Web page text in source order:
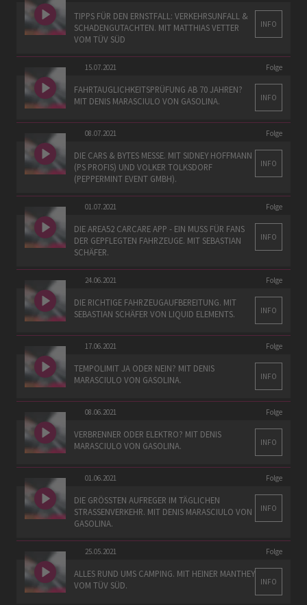
TIPPS FÜR DEN ERNSTFALL: VERKEHRSUNFALL &
SCHADENGUTACHTEN. MIT MATTHIAS VETTER
VOM TÜV SÜD
INFO
15.07.2021 Folge
FAHRTAUGLICHKEITSPRÜFUNG AB 70 JAHREN?
MIT DENIS MARASCIULO VON GASOLINA.
INFO
08.07.2021 Folge
DIE CARS & BYTES MESSE. MIT SIDNEY HOFFMANN
(PS PROFIS) UND VOLKER TOLKSDORF
(PEPPERMINT EVENT GMBH).
INFO
01.07.2021 Folge
DIE AREA52 CARCARE APP - EIN MUSS FÜR FANS
DER GEPFLEGTEN FAHRZEUGE. MIT SEBASTIAN
SCHÄFER.
INFO
24.06.2021 Folge
DIE RICHTIGE FAHRZEUGAUFBEREITUNG. MIT
SEBASTIAN SCHÄFER VON LIQUID ELEMENTS.
INFO
17.06.2021 Folge
TEMPOLIMIT JA ODER NEIN? MIT DENIS
MARASCIULO VON GASOLINA.
INFO
08.06.2021 Folge
VERBRENNER ODER ELEKTRO? MIT DENIS
MARASCIULO VON GASOLINA.
INFO
01.06.2021 Folge
DIE GRÖSSTEN AUFREGER IM TÄGLICHEN S
TRASSENVERKEHR. MIT DENIS MARASCIULO VON GA
SOLINA.
INFO
25.05.2021 Folge
ALLES RUND UMS CAMPING. MIT HEINER MANTHEY
VOM TÜV SÜD.
INFO